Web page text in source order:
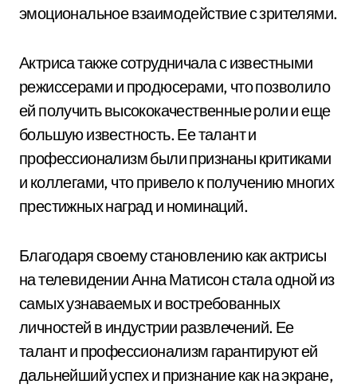
эмоциональное взаимодействие с зрителями.
Актриса также сотрудничала с известными
режиссерами и продюсерами, что позволило
ей получить высококачественные роли и еще
большую известность. Ее талант и
профессионализм были признаны критиками
и коллегами, что привело к получению многих
престижных наград и номинаций.
Благодаря своему становлению как актрисы
на телевидении Анна Матисон стала одной из
самых узнаваемых и востребованных
личностей в индустрии развлечений. Ее
талант и профессионализм гарантируют ей
дальнейший успех и признание как на экране,